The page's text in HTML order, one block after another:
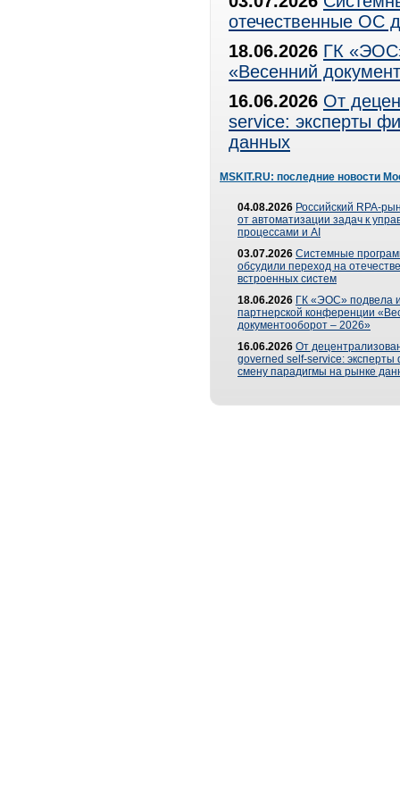
отечественные ОС
18.06.2026 ГК
«Весенний
16.06.2026 От
service: эксперты
данных
MSKIT.RU: последние новости
04.08.2026 Российский RPA-
от автоматизации задач к
процессами и AI
03.07.2026 Системные
обсудили переход на
встроенных систем
18.06.2026 ГК «ЭОС» подвела
партнерской конференции
документооборот – 2026»
16.06.2026 От
governed self-service: эксперты
смену парадигмы на рынке